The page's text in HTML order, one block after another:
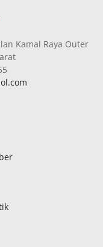
Kamal Raya Outer